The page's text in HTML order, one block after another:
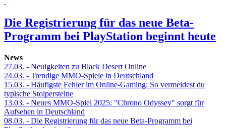
Die Registrierung für das neue Beta-
Programm bei PlayStation beginnt heute
News
27.03. - Neuigkeiten zu Black Desert Online
24.03. - Trendige MMO-Spiele in Deutschland
15.03. - Häufigste Fehler im Online-Gaming: So vermeidest du
typische Stolpersteine
13.03. - Neues MMO-Spiel 2025: "Chrono Odyssey" sorgt für
Aufsehen in Deutschland
08.03. - Die Registrierung für das neue Beta-Programm bei